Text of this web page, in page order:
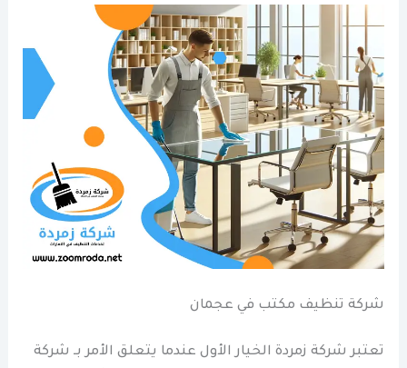
شركة تنظيف مكتب في عجمان
تعتبر شركة زمردة الخيار الأول عندما يتعلق الأمر بـ شركة